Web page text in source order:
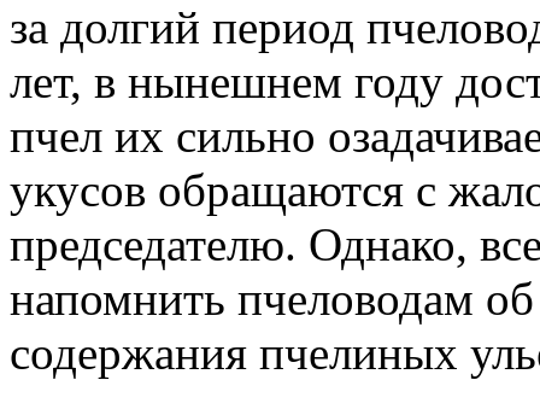
за долгий период
лет, в нынешнем году
пчел их сильно
укусов обращаются с
председателю. Однако,
напомнить пчеловодам
содержания пчелиных